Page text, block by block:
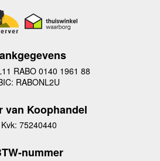
RABO 0140 1961 88
RABONL2U
van Koophandel
Kvk: 75240440
nummer